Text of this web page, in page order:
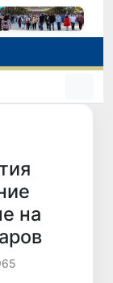
на